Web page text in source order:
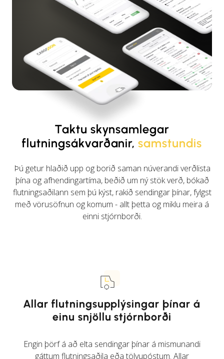
Taktu skynsamlegar
flutningsákvarðanir,samstundis
Þú getur hlaðið upp og borið saman núverandi verðlista
þína og afhendingartíma, beðið um ný stök verð, bókað
flutningsaðilann sem þú kýst, rakið sendingar þínar, fylgst
með vörusöfnun og komum - allt þetta og miklu meira á
einni stjórnborði.
Allar flutningsupplýsingar þínar á
einu snjöllu stjórnborði
Engin þörf á að elta sendingar þínar á mismunandi
gáttum flutningsaðila eða tölvupóstum. Allar